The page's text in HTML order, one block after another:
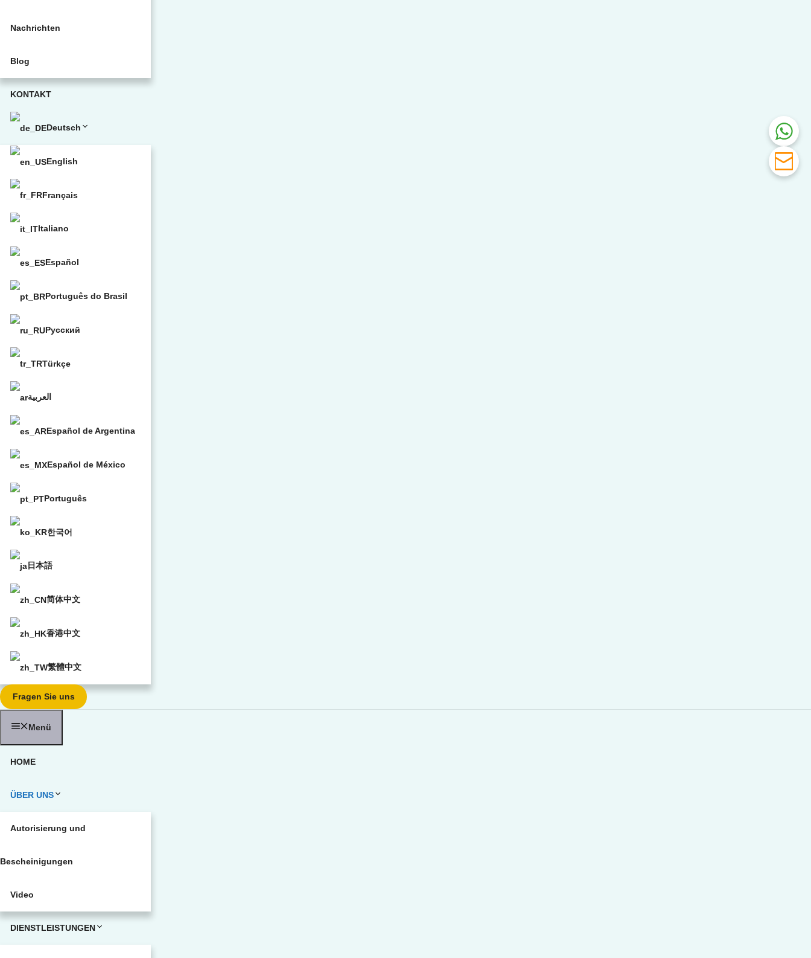
Nachrichten
Blog
KONTAKT
Deutsch
English
Français
Italiano
Español
Português do Brasil
Русский
Türkçe
العربية
Español de Argentina
Español de México
Português
한국어
日本語
简体中文
香港中文
繁體中文
Fragen Sie uns
Menü
HOME
ÜBER UNS
Autorisierung und
Bescheinigungen
Video
DIENSTLEISTUNGEN